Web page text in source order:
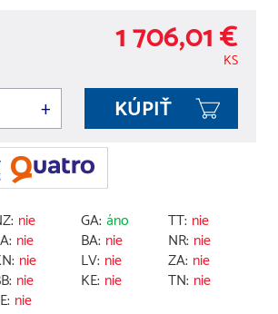
1 706,01 €
KS
+
nie GA: áno TT: nie
nie BA: nie NR: nie
nie LV: nie ZA: nie
nie KE: nie TN: nie
nie